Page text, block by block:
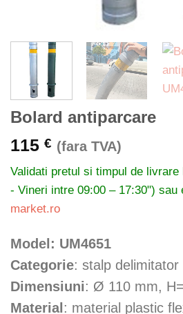
Bolard antiparcare
115 € (fara TVA)
Validati pretul si timpul de livrare
- Vineri intre 09:00 – 17:30") sau
market.ro
Model: UM4651
Categorie: stalp delimitator
Dimensiuni: Ø 110 mm,
Material : material plastic